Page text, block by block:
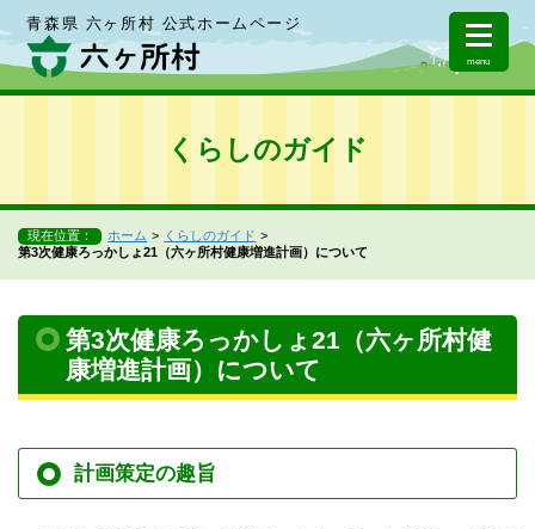
青森県 六ヶ所村 公式ホームページ
menu
くらしのガイド
現在位置： ホーム
くらしのガイド
第3次健康ろっかしょ21（六ヶ所村健康増進計画）について
第3次健康ろっかしょ21（六ヶ所村健
康増進計画）について
計画策定の趣旨